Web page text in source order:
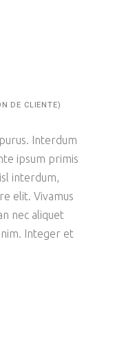
DE CLIENTE)
Interdum
ipsum primis
interdum,
elit. Vivamus
nec aliquet
Integer et